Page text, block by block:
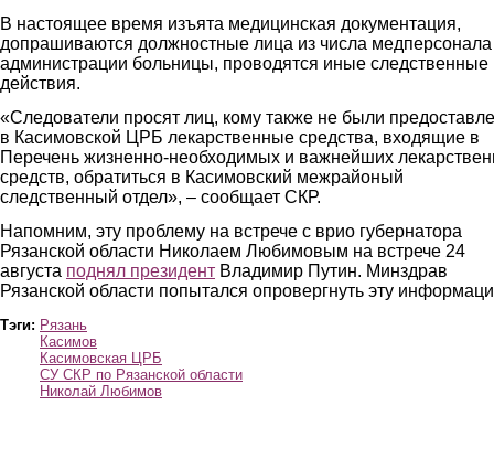
В настоящее время изъята медицинская документация,
допрашиваются должностные лица из числа
администрации больницы, проводятся иные следственные
действия.
«Следователи просят лиц, кому также не были
в Касимовской ЦРБ лекарственные средства, входящие в
Перечень жизненно-необходимых и важнейших
средств, обратиться в Касимовский межрайоный
следственный отдел», – сообщает СКР.
Напомним, эту проблему на встрече с врио губернатора
Рязанской области Николаем Любимовым на встрече 24
августа поднял президент Владимир Путин. Минздрав
Рязанской области попытался опровергнуть эту
Тэги: Рязань
Касимов
Касимовская ЦРБ
СУ СКР по Рязанской области
Николай Любимов